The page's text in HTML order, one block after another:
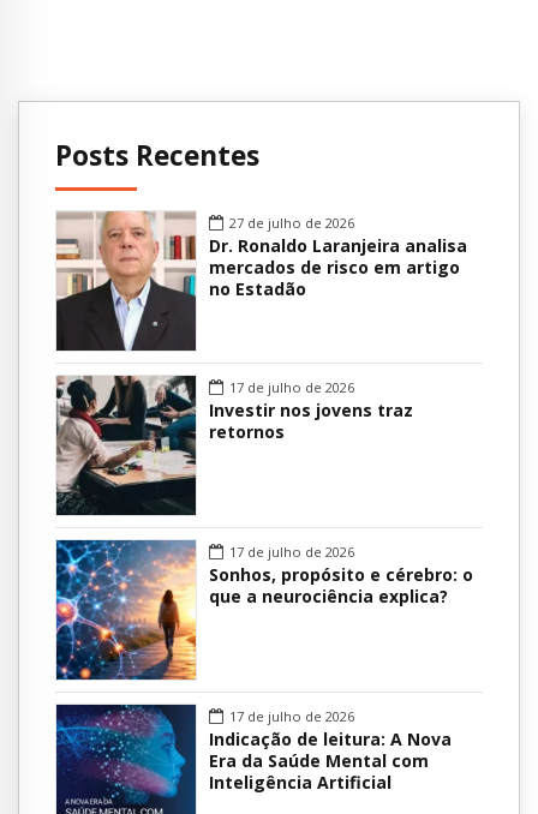
Posts Recentes
27 de julho de 2026
Dr. Ronaldo Laranjeira analisa
mercados de risco em artigo
no Estadão
17 de julho de 2026
Investir nos jovens traz
retornos
17 de julho de 2026
Sonhos, propósito e cérebro: o
que a neurociência explica?
17 de julho de 2026
Indicação de leitura: A Nova
Era da Saúde Mental com
Inteligência Artificial